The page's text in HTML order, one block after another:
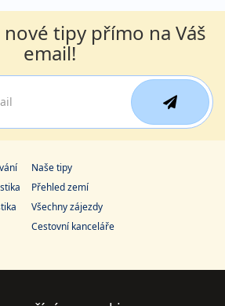
tipy přímo na Váš
email!
Naše tipy
Přehled zemí
Všechny zájezdy
Cestovní kanceláře